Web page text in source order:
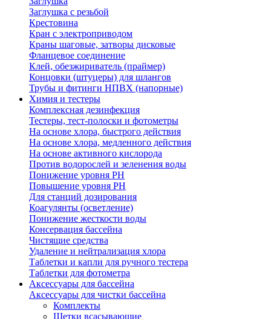
Заглушка с резьбой
Крестовина
Кран с электроприводом
Краны шаговые, затворы дисковые
Фланцевое соединение
Клей, обезжириватель (праймер)
Концовки (штуцеры) для шлангов
Трубы и фитинги НПВХ (напорные)
Химия и тестеры
Комплексная дезинфекция
Тестеры, тест-полоски и фотометры
На основе хлора, быстрого действия
На основе хлора, медленного действия
На основе активного кислорода
Против водорослей и зеленения воды
Понижение уровня РН
Повышение уровня РН
Для станций дозирования
Коагулянты (осветление)
Понижение жесткости воды
Консервация бассейна
Чистящие средства
Удаление и нейтрализация хлора
Таблетки и капли для ручного тестера
Таблетки для фотометра
Аксессуары для бассейна
Аксессуары для чистки бассейна
Комплекты
Щетки всасывающие